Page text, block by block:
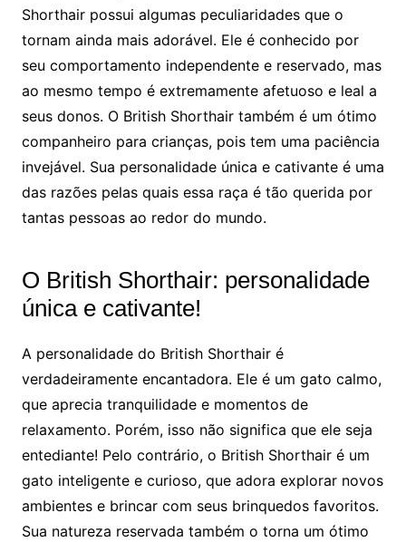
Shorthair possui algumas peculiaridades que o
tornam ainda mais adorável. Ele é conhecido por
seu comportamento independente e reservado, mas
ao mesmo tempo é extremamente afetuoso e leal a
seus donos. O British Shorthair também é um ótimo
companheiro para crianças, pois tem uma paciência
invejável. Sua personalidade única e cativante é uma
das razões pelas quais essa raça é tão querida por
tantas pessoas ao redor do mundo.
O British Shorthair: personalidade
única e cativante!
A personalidade do British Shorthair é
verdadeiramente encantadora. Ele é um gato calmo,
que aprecia tranquilidade e momentos de
relaxamento. Porém, isso não significa que ele seja
entediante! Pelo contrário, o British Shorthair é um
gato inteligente e curioso, que adora explorar novos
ambientes e brincar com seus brinquedos favoritos.
Sua natureza reservada também o torna um ótimo